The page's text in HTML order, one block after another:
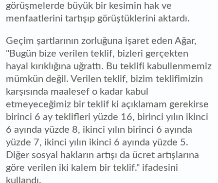
görüşmelerde büyük bir kesimin hak ve
menfaatlerini tartışıp görüştüklerini aktardı.
Geçim şartlarının zorluğuna işaret eden Ağar,
"Bugün bize verilen teklif, bizleri gerçekten
hayal kırıklığına uğrattı. Bu teklifi kabullenmemiz
mümkün değil. Verilen teklif, bizim teklifimizin
karşısında maalesef o kadar kabul
etmeyeceğimiz bir teklif ki açıklamam gerekirse
birinci 6 ay teklifleri yüzde 16, birinci yılın ikinci
6 ayında yüzde 8, ikinci yılın birinci 6 ayında
yüzde 7, ikinci yılın ikinci 6 ayında yüzde 5.
Diğer sosyal hakların artışı da ücret artışlarına
göre verilen iki kalem bir teklif." ifadesini
kullandı.